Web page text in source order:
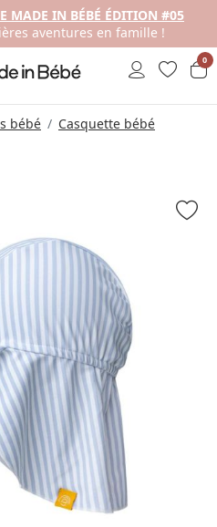
MADE IN BÉBÉ ÉDITION #05
aventures en famille !
0
bébé Casquette bébé